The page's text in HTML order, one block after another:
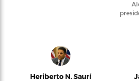
Heriberto N. Saurí